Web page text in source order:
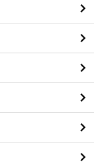
へ
閉
る